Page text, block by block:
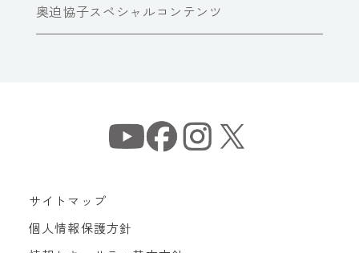
奥迫協子スペシャルコンテンツ
サイトマップ
個人情報保護方針